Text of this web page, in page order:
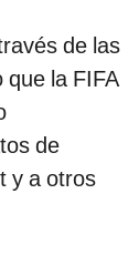
de las
que la FIFA
de
y a otros